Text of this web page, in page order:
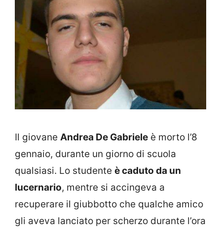
Il giovane Andrea De Gabriele è morto l’8
gennaio, durante un giorno di scuola
qualsiasi. Lo studente è caduto da un
lucernario, mentre si accingeva a
recuperare il giubbotto che qualche amico
gli aveva lanciato per scherzo durante l’ora